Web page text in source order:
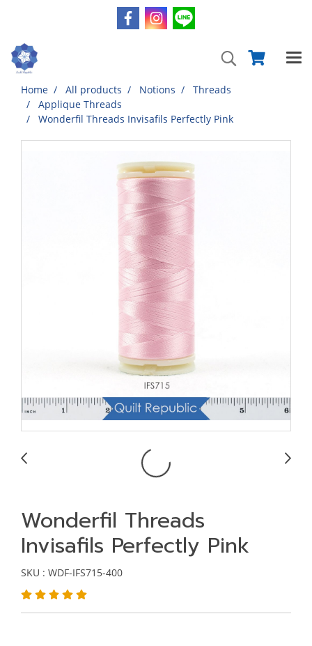
Home All products Notions
Threads
Applique Threads
Wonderfil Threads Invisafils Perfectly Pink
Wonderfil Threads
Invisafils Perfectly Pink
SKU : WDF-IFS715-400